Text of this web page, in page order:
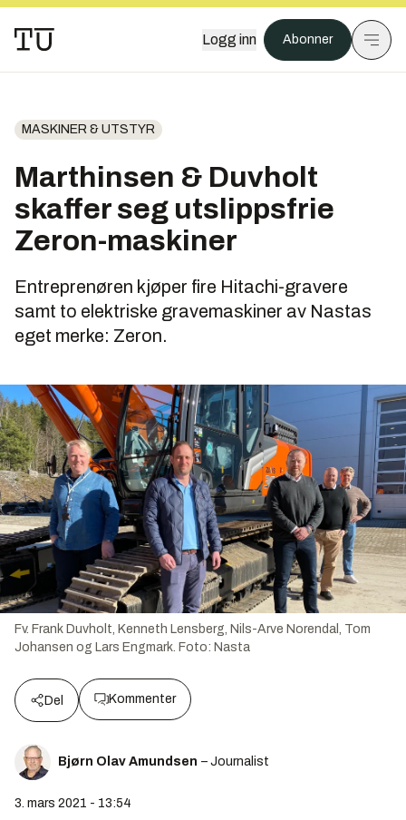
Logg inn Abonner
MASKINER & UTSTYR
Marthinsen & Duvholt
skaffer seg utslippsfrie
Zeron-maskiner
Entreprenøren kjøper fire Hitachi-gravere
samt to elektriske gravemaskiner av Nastas
eget merke: Zeron.
Fv. Frank Duvholt, Kenneth Lensberg, Nils-Arve Norendal, Tom
Johansen og Lars Engmark. Foto: Nasta
Del Kommenter
Bjørn Olav Amundsen – Journalist
3. mars 2021 - 13:54